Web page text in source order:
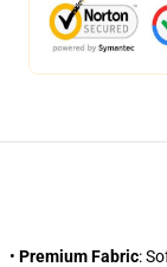
• Premium Fabric: